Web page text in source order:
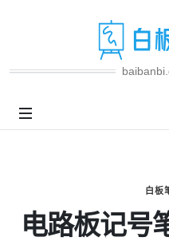
白板
电路板记号